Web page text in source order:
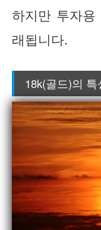
하지만 투자
래됩니다.
18k(골드)의